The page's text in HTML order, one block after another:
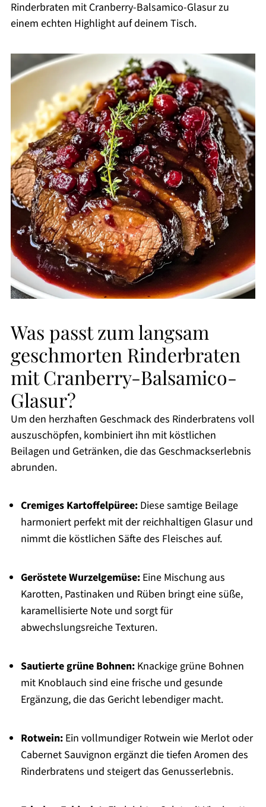
Rinderbraten mit Cranberry-Balsamico-Glasur zu
einem echten Highlight auf deinem Tisch.
Was passt zum langsam
geschmorten Rinderbraten
mit Cranberry-Balsamico-
Glasur?
Um den herzhaften Geschmack des Rinderbratens voll
auszuschöpfen, kombiniert ihn mit köstlichen
Beilagen und Getränken, die das Geschmackserlebnis
abrunden.
Cremiges Kartoffelpüree:Diese samtige Beilage
harmoniert perfekt mit der reichhaltigen Glasur und
nimmt die köstlichen Säfte des Fleisches auf.
Geröstete Wurzelgemüse:Eine Mischung aus
Karotten, Pastinaken und Rüben bringt eine süße,
karamellisierte Note und sorgt für
abwechslungsreiche Texturen.
Sautierte grüne Bohnen:Knackige grüne Bohnen
mit Knoblauch sind eine frische und gesunde
Ergänzung, die das Gericht lebendiger macht.
Rotwein:Ein vollmundiger Rotwein wie Merlot oder
Cabernet Sauvignon ergänzt die tiefen Aromen des
Rinderbratens und steigert das Genusserlebnis.